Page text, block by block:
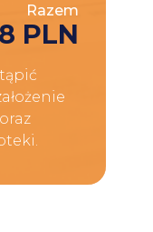
Razem
PLN